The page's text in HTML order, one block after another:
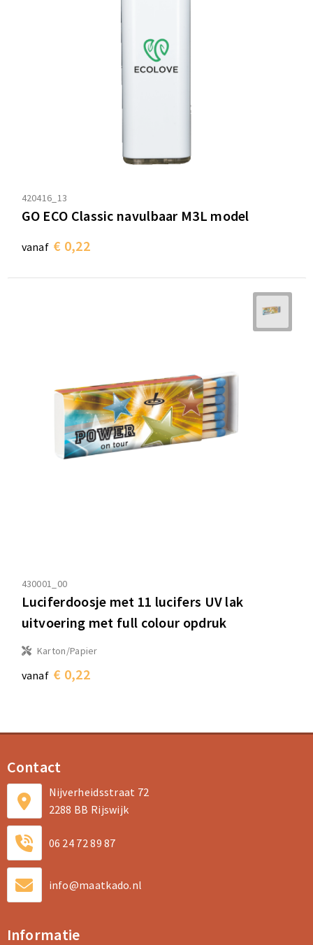
420416_13
GO ECO Classic navulbaar M3L model
vanaf € 0,22
430001_00
Luciferdoosje met 11 lucifers UV lak
uitvoering met full colour opdruk
Karton/Papier
vanaf € 0,22
Contact
Nijverheidsstraat 72
2288 BB Rijswijk
06 24 72 89 87
info@maatkado.nl
Informatie